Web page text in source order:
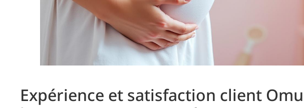
Expérience et satisfaction client